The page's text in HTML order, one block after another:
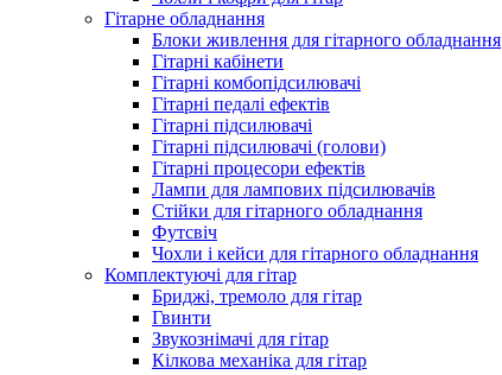
Гітарне обладнання
Блоки живлення для гітарного обладнання
Гітарні кабінети
Гітарні комбопідсилювачі
Гітарні педалі ефектів
Гітарні підсилювачі
Гітарні підсилювачі (голови)
Гітарні процесори ефектів
Лампи для лампових підсилювачів
Стійки для гітарного обладнання
Футсвіч
Чохли і кейси для гітарного обладнання
Комплектуючі для гітар
Бриджі, тремоло для гітар
Гвинти
Звукознімачі для гітар
Кілкова механіка для гітар